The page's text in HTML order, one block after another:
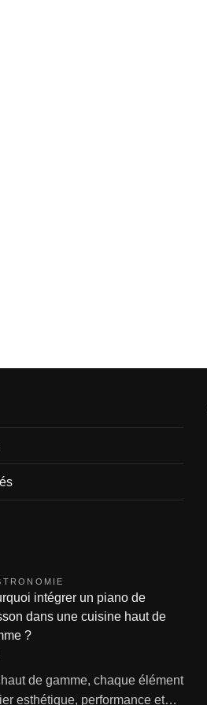
intégrer un piano de
dans une cuisine haut de
?
de gamme, chaque élément
esthétique, performance et…